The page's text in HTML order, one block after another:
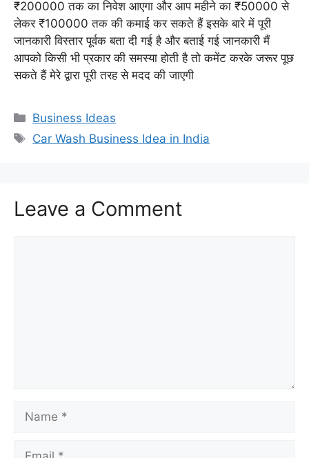
₹200000 तक का निवेश आएगा और आप महीने का ₹50000 से
लेकर ₹100000 तक की कमाई कर सकते हैं इसके बारे में पूरी
जानकारी विस्तार पूर्वक बता दी गई है और बताई गई जानकारी मैं
आपको किसी भी प्रकार की समस्या होती है तो कमेंट करके जरूर पूछ
सकते हैं मेरे द्वारा पूरी तरह से मदद की जाएगी
Categories
Business Ideas
Tags
Car Wash Business Idea in India
Leave a Comment